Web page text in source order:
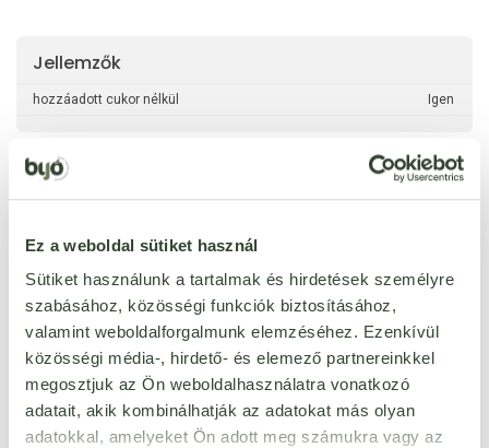
Ez a weboldal sütiket használ
Sütiket használunk a tartalmak és hirdetések személyre
szabásához, közösségi funkciók biztosításához,
valamint weboldalforgalmunk elemzéséhez. Ezenkívül
közösségi média-, hirdető- és elemező partnereinkkel
megosztjuk az Ön weboldalhasználatra vonatkozó
adatait, akik kombinálhatják az adatokat más olyan
adatokkal, amelyeket Ön adott meg számukra vagy az
Jellemzők
hozzáadott cukor nélkül Igen
Ezt a terméket még senki nem értékelte. Legyél Te az
ÉRTÉKELÉST ÍROK
Ennyi csillagot adok